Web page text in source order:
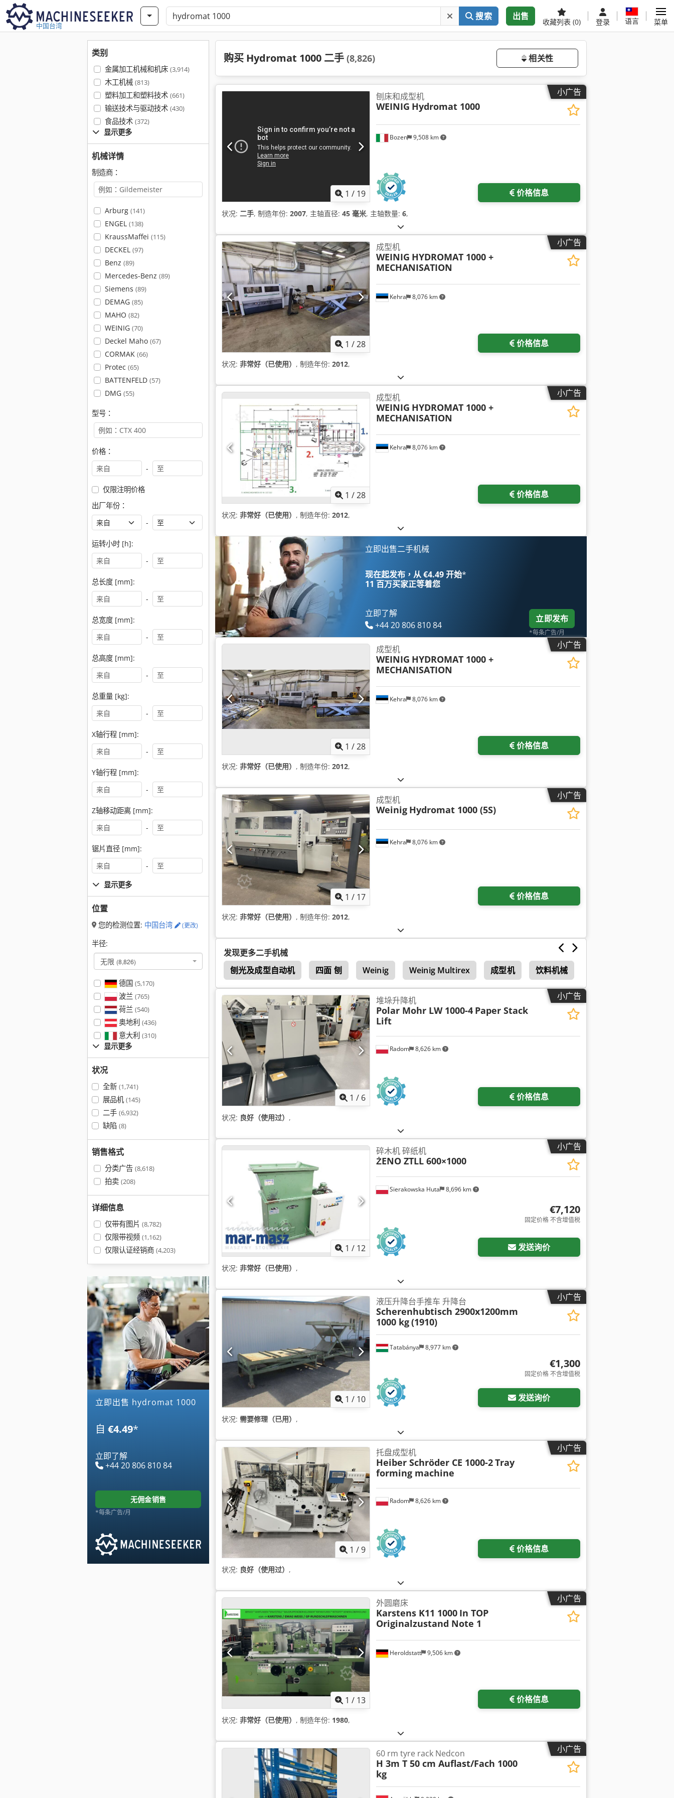
中国台湾
搜索 出售
收藏列表 (0) 登录 语言 菜单
类别
金属加工机械和机床 (3,914)
木工机械 (813)
塑料加工和塑料技术 (661)
输送技术与驱动技术 (430)
食品技术 (372)
显示更多
机械详情
制造商：
Arburg (141)
ENGEL (138)
KraussMaffei (115)
DECKEL (97)
Benz (89)
Mercedes-Benz (89)
Siemens (89)
DEMAG (85)
MAHO (82)
WEINIG (70)
Deckel Maho (67)
CORMAK (66)
Protec (65)
BATTENFELD (57)
DMG (55)
型号：
价格：
-
仅限注明价格
出厂年份：
-
运转小时 [h]:
-
总长度 [mm]:
-
总宽度 [mm]:
-
总高度 [mm]:
-
总重量 [kg]:
-
X轴行程 [mm]:
-
Y轴行程 [mm]:
-
Z轴移动距离 [mm]:
-
锯片直径 [mm]:
-
显示更多
位置
您的检测位置: 中国台湾 (更改)
半径:
无限 (8,826)
德国 (5,170)
波兰 (765)
荷兰 (540)
奥地利 (436)
意大利 (310)
显示更多
状况
全新 (1,741)
展品机 (145)
二手 (6,932)
缺陷 (8)
销售格式
分类广告 (8,618)
拍卖 (208)
详细信息
仅带有图片 (8,782)
仅限带视频 (1,162)
仅限认证经销商 (4,203)
立即出售 hydromat 1000
自 €4.49*
立即了解
+44 20 806 810 84
无佣金销售
*每条广告/月
购买 Hydromat 1000 二手 (8,826) 相关性
小广告
1 / 19
Bozen 9,508 km
刨床和成型机
WEINIG Hydromat 1000
价格信息
状况: 二手, 制造年份: 2007, 主轴直径: 45 毫米, 主轴数量: 6,
小广告
1 /28
Kehra 8,076 km
成型机
WEINIG HYDROMAT 1000 +
MECHANISATION
价格信息
状况: 非常好（已使用） , 制造年份: 2012,
小广告
1 /28
Kehra 8,076 km
成型机
WEINIG HYDROMAT 1000 +
MECHANISATION
价格信息
状况: 非常好（已使用） , 制造年份: 2012,
立即出售二手机械
现在起发布，从 €4.49 开始*
11 百万买家正等着您
立即了解
+44 20 806 810 84
立即发布
*每条广告/月
小广告
1 /28
Kehra 8,076 km
成型机
WEINIG HYDROMAT 1000 +
MECHANISATION
价格信息
状况: 非常好（已使用） , 制造年份: 2012,
小广告
1 / 17
Kehra 8,076 km
成型机
Weinig Hydromat 1000 (5S)
价格信息
状况: 非常好（已使用） , 制造年份: 2012,
发现更多二手机械
刨光及成型自动机
四面 刨 Weinig Weinig Multirex 成型机 饮料机械
Monoblock Sudhaus
小广告
1 / 6
Radom 8,626 km
堆垛升降机
Polar Mohr LW 1000-4 Paper Stack
Lift
价格信息
状况: 良好（使用过） ,
小广告
1 / 12
Sierakowska Huta 8,696 km
碎木机 碎纸机
ŻENO ZTLL 600×1000
€7,120
固定价格 不含增值税
发送询价
状况: 非常好（已使用） ,
小广告
1 / 10
Tatabánya 8,977 km
液压升降台手推车 升降台
Scherenhubtisch 2900x1200mm
1000 kg(1910)
€1,300
固定价格 不含增值税
发送询价
状况: 需要修理（已用） ,
小广告
1 /9
Radom 8,626 km
托盘成型机
Heiber Schröder CE 1000-2Tray
forming machine
价格信息
状况: 良好（使用过） ,
小广告
1 / 13
Heroldstatt 9,506 km
外圆磨床
Karstens K11 1000 In TOP
Originalzustand Note 1
价格信息
状况: 非常好（已使用） , 制造年份: 1980,
小广告
60 rm tyre rack Nedcon
H 3m T 50 cm Auflast/Fach 1000
kg